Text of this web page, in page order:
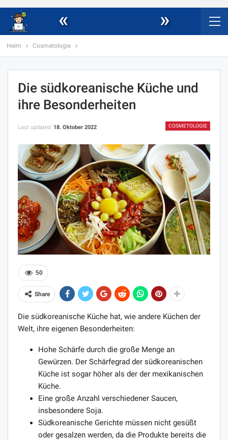
« »
Heim Cosmetologie
Die südkoreanische Küche und
ihre Besonderheiten
COSMETOLOGIE
Last updated 18. Oktober 2022
50
Share
Die südkoreanische Küche hat, wie andere Küchen der
Welt, ihre eigenen Besonderheiten:
Hohe Schärfe durch die große Menge an
Gewürzen. Der Schärfegrad der südkoreanischen
Küche ist sogar höher als der der mexikanischen
Küche.
Eine große Anzahl verschiedener Saucen,
insbesondere Soja.
Südkoreanische Gerichte müssen nicht gesüßt
oder gesalzen werden, da die Produkte bereits die